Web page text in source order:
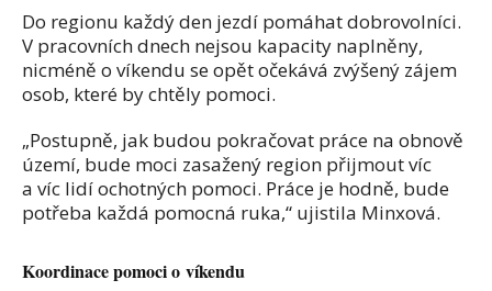
Do regionu každý den jezdí pomáhat dobrovolníci.
V pracovních dnech nejsou kapacity naplněny,
nicméně o víkendu se opět očekává zvýšený zájem
osob, které by chtěly pomoci.
„Postupně, jak budou pokračovat práce na obnově
území, bude moci zasažený region přijmout víc
a víc lidí ochotných pomoci. Práce je hodně, bude
potřeba každá pomocná ruka,“ ujistila Minxová.
Koordinace pomoci o víkendu